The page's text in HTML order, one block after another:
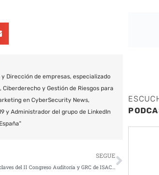
Dirección de empresas, especializado
y Gestión de Riesgos para
en CyberSecurity News,
y Administrador del grupo de LinkedIn
SEGUE
Las claves del II Congreso Auditoría y GRC de ISACA Madrid Chapter